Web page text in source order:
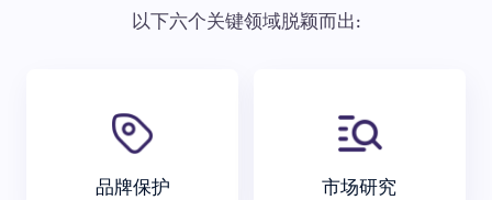
以下六个关键领域脱颖而出:
品牌保护 市场研究